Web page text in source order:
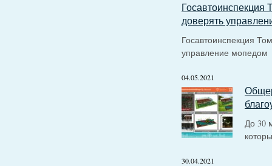
Госавтоинспекция
доверять
Госавтоинспекция
управление мопедом
04.05.2021
До 30
30.04.2021